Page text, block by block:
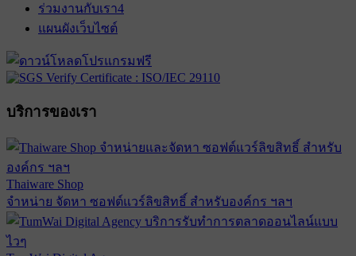
ร่วมงานกับเรา4
แผนผังเว็บไซต์
บริการของเรา
Thaiware Shop
จำหน่าย จัดหา ซอฟต์แวร์ลิขสิทธิ์ สำหรับองค์กร ฯลฯ